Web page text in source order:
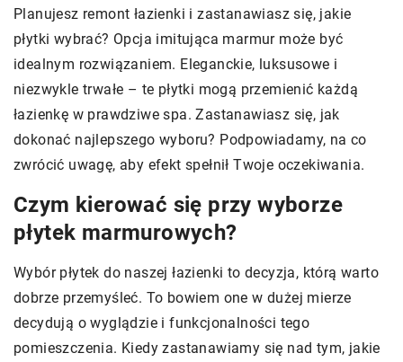
Planujesz remont łazienki i zastanawiasz się, jakie
płytki wybrać? Opcja imitująca marmur może być
idealnym rozwiązaniem. Eleganckie, luksusowe i
niezwykle trwałe – te płytki mogą przemienić każdą
łazienkę w prawdziwe spa. Zastanawiasz się, jak
dokonać najlepszego wyboru? Podpowiadamy, na co
zwrócić uwagę, aby efekt spełnił Twoje oczekiwania.
Czym kierować się przy wyborze
płytek marmurowych?
Wybór płytek do naszej łazienki to decyzja, którą warto
dobrze przemyśleć. To bowiem one w dużej mierze
decydują o wyglądzie i funkcjonalności tego
pomieszczenia. Kiedy zastanawiamy się nad tym, jakie